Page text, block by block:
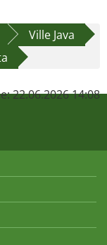
Ville Java
22.06.2026 14:08